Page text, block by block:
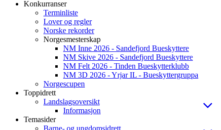
Konkurranser
Terminliste
Lover og regler
Norske rekorder
Norgesmesterskap
NM Inne 2026 - Sandefjord Bueskyttere
NM Skive 2026 - Sandefjord Bueskyttere
NM Felt 2026 - Tinden Bueskytterklubb
NM 3D 2026 - Yrjar IL - Bueskyttergruppa
Norgescupen
Toppidrett
Landslagsoversikt
Informasjon
Temasider
Barne- og ungdomsidrett